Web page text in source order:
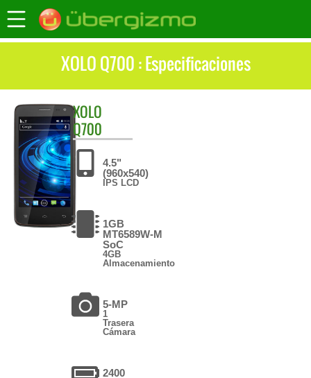
XOLO Q700 : Especificaciones
XOLO
Q700
4.5"
(960x540)
IPS LCD
1GB
MT6589W-M
SoC
4GB
Almacenamiento
5-MP
1
Trasera
Cámara
2400